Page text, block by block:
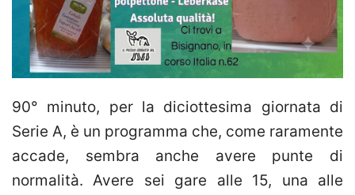
90° minuto, per la diciottesima giornata di
Serie A, è un programma che, come raramente
accade, sembra anche avere punte di
normalità. Avere sei gare alle 15, una alle